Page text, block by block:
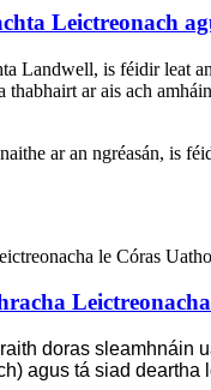
Leictreonach
Landwell, is féidir leat
ar ais ach
ar an ngréasán, is
doras
agus tá siad